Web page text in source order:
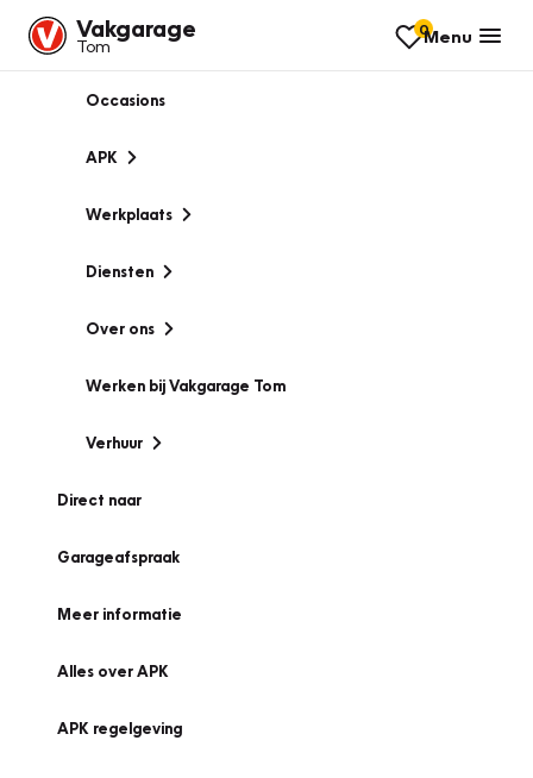
Vakgarage
Tom
0Menu
Occasions
APK
Werkplaats
Diensten
Over ons
Werken bij Vakgarage Tom
Verhuur
Direct naar
Garageafspraak
Meer informatie
Alles over APK
APK regelgeving